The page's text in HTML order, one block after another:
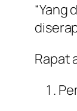
“Yang
Rapat